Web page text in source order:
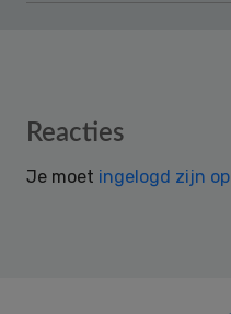
Reader
Reacties
Je moet ingelogd zijn op